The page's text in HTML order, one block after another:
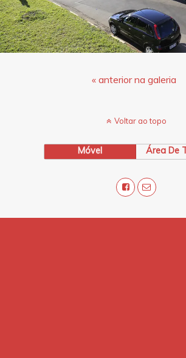
« anterior na galeria
Voltar ao topo
Móvel Área De